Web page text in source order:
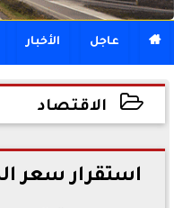
 عاجل الأخبار
الاقتصاد
2026-05-13 11:08:38
استقرار سعر